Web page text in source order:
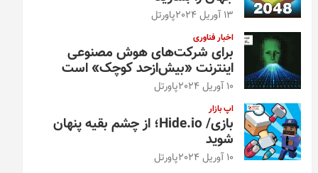
13 آوریل 2024 پاورتل
اخبار فناوری
برای شرکت‌های هوش مصنوعی
اینترنت «بیش‌از‌حد کوچک» است
10 آوریل 2024 پاورتل
اپ بازار
بازی/ Hide.io؛ از چشم بقیه پنهان
شوید
10 آوریل 2024 پاورتل